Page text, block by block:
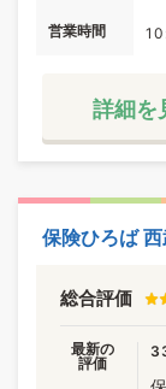
営業時間
詳細を
保険ひろば
総合評価
最新の
評価